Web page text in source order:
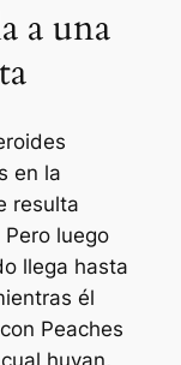
a una
en la
resulta
luego
llega hasta
él
Peaches
huyan,